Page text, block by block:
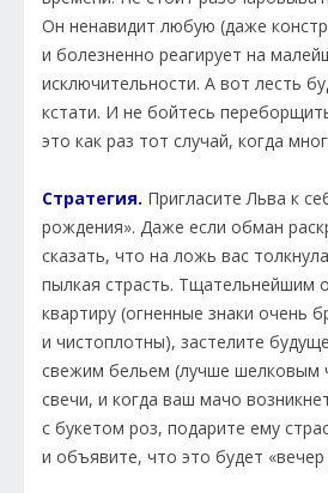
Он ненавидит любую (даже
и болезненно реагирует на
исключительности. А вот лесть
кстати. И не бойтесь
это как раз тот случай, когда
Стратегия. Пригласите Льва к
рождения». Даже если обман
сказать, что на ложь вас
пылкая страсть. Тщательнейшим
квартиру (огненные знаки очень
и чистоплотны), застелите
свежим бельем (лучше шелковым
свечи, и когда ваш мачо
с букетом роз, подарите ему
и объявите, что это будет «вечер